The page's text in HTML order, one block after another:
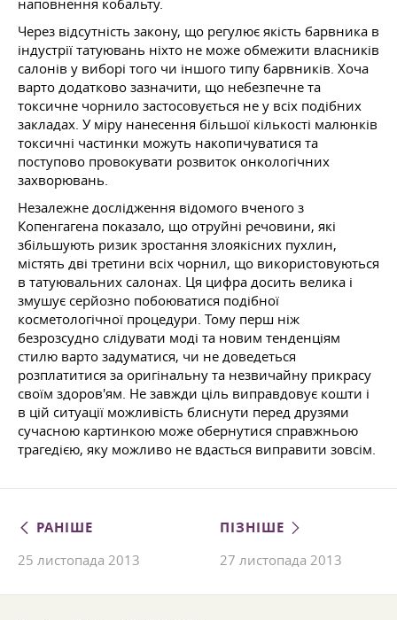
наповнення кобальту.
Через відсутність закону, що регулює якість барвника в
індустрії татуювань ніхто не може обмежити власників
салонів у виборі того чи іншого типу барвників. Хоча
варто додатково зазначити, що небезпечне та
токсичне чорнило застосовується не у всіх подібних
закладах. У міру нанесення більшої кількості малюнків
токсичні частинки можуть накопичуватися та
поступово провокувати розвиток онкологічних
захворювань.
Незалежне дослідження відомого вченого з
Копенгагена показало, що отруйні речовини, які
збільшують ризик зростання злоякісних пухлин,
містять дві третини всіх чорнил, що використовуються
в татуювальних салонах. Ця цифра досить велика і
змушує серйозно побоюватися подібної
косметологічної процедури. Тому перш ніж
безрозсудно слідувати моді та новим тенденціям
стилю варто задуматися, чи не доведеться
розплатитися за оригінальну та незвичайну прикрасу
своїм здоров'ям. Не завжди ціль виправдовує кошти і
в цій ситуації можливість блиснути перед друзями
сучасною картинкою може обернутися справжньою
трагедією, яку можливо не вдасться виправити зовсім.
РАНІШЕ
25 листопада 2013
ПІЗНІШЕ
27 листопада 2013